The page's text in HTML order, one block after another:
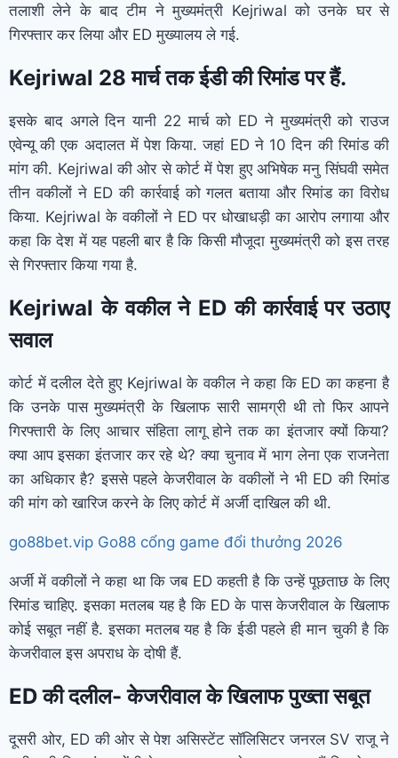
तलाशी लेने के बाद टीम ने मुख्यमंत्री Kejriwal को उनके घर से
गिरफ्तार कर लिया और ED मुख्यालय ले गई.
Kejriwal 28 मार्च तक ईडी की रिमांड पर हैं.
इसके बाद अगले दिन यानी 22 मार्च को ED ने मुख्यमंत्री को राउज
एवेन्यू की एक अदालत में पेश किया. जहां ED ने 10 दिन की रिमांड की
मांग की. Kejriwal की ओर से कोर्ट में पेश हुए अभिषेक मनु सिंघवी समेत
तीन वकीलों ने ED की कार्रवाई को गलत बताया और रिमांड का विरोध
किया. Kejriwal के वकीलों ने ED पर धोखाधड़ी का आरोप लगाया और
कहा कि देश में यह पहली बार है कि किसी मौजूदा मुख्यमंत्री को इस तरह
से गिरफ्तार किया गया है.
Kejriwal के वकील ने ED की कार्रवाई पर उठाए
सवाल
कोर्ट में दलील देते हुए Kejriwal के वकील ने कहा कि ED का कहना है
कि उनके पास मुख्यमंत्री के खिलाफ सारी सामग्री थी तो फिर आपने
गिरफ्तारी के लिए आचार संहिता लागू होने तक का इंतजार क्यों किया?
क्या आप इसका इंतजार कर रहे थे? क्या चुनाव में भाग लेना एक राजनेता
का अधिकार है? इससे पहले केजरीवाल के वकीलों ने भी ED की रिमांड
की मांग को खारिज करने के लिए कोर्ट में अर्जी दाखिल की थी.
go88bet.vip Go88 cổng game đổi thưởng 2026
अर्जी में वकीलों ने कहा था कि जब ED कहती है कि उन्हें पूछताछ के लिए
रिमांड चाहिए. इसका मतलब यह है कि ED के पास केजरीवाल के खिलाफ
कोई सबूत नहीं है. इसका मतलब यह है कि ईडी पहले ही मान चुकी है कि
केजरीवाल इस अपराध के दोषी हैं.
ED की दलील- केजरीवाल के खिलाफ पुख्ता सबूत
दूसरी ओर, ED की ओर से पेश असिस्टेंट सॉलिसिटर जनरल SV राजू ने